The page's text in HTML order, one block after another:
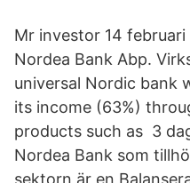
Mr investor 14 februari
Nordea Bank Abp.
universal Nordic bank
its income (63%)
products such as 3
Nordea Bank som
sektorn är en